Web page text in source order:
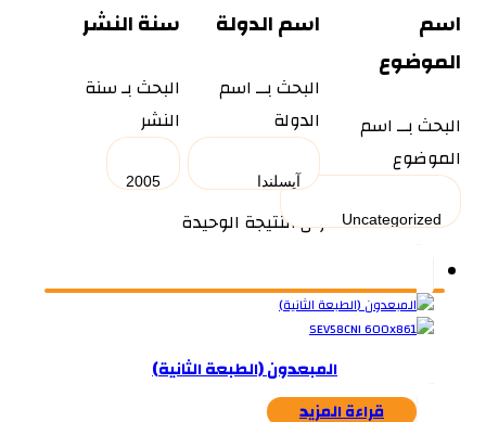
اسم
الموضوع
البحث بــ اسم
الموضوع
اسم الدولة
البحث بــ اسم
الدولة
سنة النشر
البحث بـ سنة
النشر
عرض النتيجة الوحيدة
المبعدون (الطبعة الثانية)
قراءة المزيد